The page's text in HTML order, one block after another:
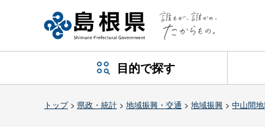
目的で探す
トップ> 県政・統計 > 地域振興・交通 > 地域振興 > 中山間